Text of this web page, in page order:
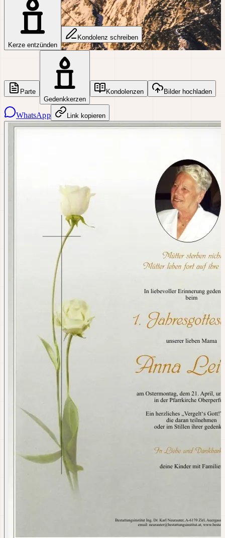
Kerze entzünden
Kondolenz schreiben
Parte
Gedenkkerzen
Kondolenzen Bilder hochladen
WhatsApp Link kopieren